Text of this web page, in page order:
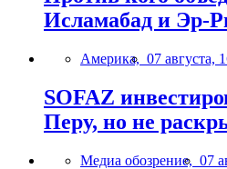
Исламабад и Эр-
Америка, 07 августа,
SOFAZ
Перу, но не
Медиа обозрение, 07